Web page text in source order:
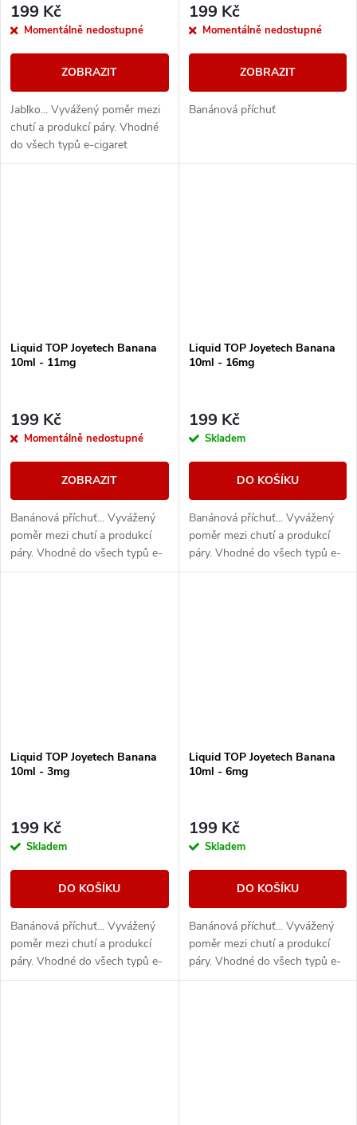
199 Kč
Momentálně nedostupné
ZOBRAZIT
Jablko... Vyvážený poměr mezi
chutí a produkcí páry. Vhodné
do všech typů e-cigaret
199 Kč
Momentálně nedostupné
ZOBRAZIT
Banánová příchuť
Liquid TOP Joyetech Banana
10ml - 11mg
199 Kč
Momentálně nedostupné
ZOBRAZIT
Banánová příchuť... Vyvážený
poměr mezi chutí a produkcí
páry. Vhodné do všech typů e-
cigaret
Liquid TOP Joyetech Banana
10ml - 16mg
199 Kč
Skladem
DO KOŠÍKU
Banánová příchuť... Vyvážený
poměr mezi chutí a produkcí
páry. Vhodné do všech typů e-
cigaret
Liquid TOP Joyetech Banana
10ml - 3mg
199 Kč
Skladem
DO KOŠÍKU
Banánová příchuť... Vyvážený
poměr mezi chutí a produkcí
páry. Vhodné do všech typů e-
cigaret
Liquid TOP Joyetech Banana
10ml - 6mg
199 Kč
Skladem
DO KOŠÍKU
Banánová příchuť... Vyvážený
poměr mezi chutí a produkcí
páry. Vhodné do všech typů e-
cigaret